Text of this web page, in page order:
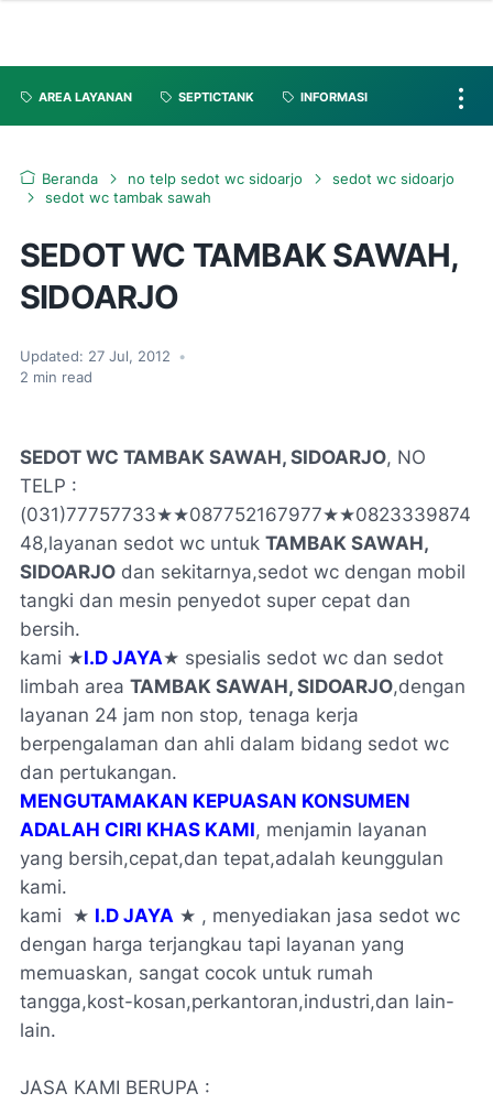
AREA LAYANAN SEPTICTANK INFORMASI
Beranda no telp sedot wc sidoarjo
sedot wc sidoarjo
sedot wc tambak sawah
SEDOT WC TAMBAK SAWAH,
SIDOARJO
Updated: 27 Jul, 2012
•
2 min read
SEDOT WC TAMBAK SAWAH, SIDOARJO, NO
TELP :
(031)77757733★★087752167977★★0823339874
48,layanan sedot wc untuk TAMBAK SAWAH,
SIDOARJO dan sekitarnya,sedot wc dengan mobil
tangki dan mesin penyedot super cepat dan
bersih.
kami ★I.D JAYA★ spesialis sedot wc dan sedot
limbah area TAMBAK SAWAH, SIDOARJO,dengan
layanan 24 jam non stop, tenaga kerja
berpengalaman dan ahli dalam bidang sedot wc
dan pertukangan.
MENGUTAMAKAN KEPUASAN KONSUMEN
ADALAH CIRI KHAS KAMI, menjamin layanan
yang bersih,cepat,dan tepat,adalah keunggulan
kami.
kami ★ I.D JAYA ★ , menyediakan jasa sedot wc
dengan harga terjangkau tapi layanan yang
memuaskan, sangat cocok untuk rumah
tangga,kost-kosan,perkantoran,industri,dan lain-
lain.
JASA KAMI BERUPA :